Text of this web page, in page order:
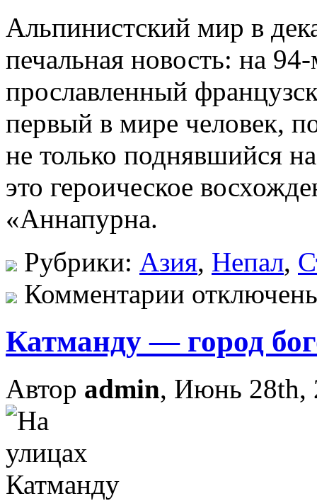
Альпинистский мир в
печальная новость: на
прославленный
первый в мире человек,
не только поднявшийся
это героическое
«Аннапурна.
Рубрики: Азия, Непал,
Комментарии
Катманду — город
Автор admin, Июнь 28th,